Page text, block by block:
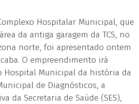
Hospitalar Municipal, que
da antiga garagem da TCS, no
norte, foi apresentado ontem
O empreendimento irá
Hospital Municipal da história da
de Diagnósticos, a
da Secretaria de Saúde (SES),